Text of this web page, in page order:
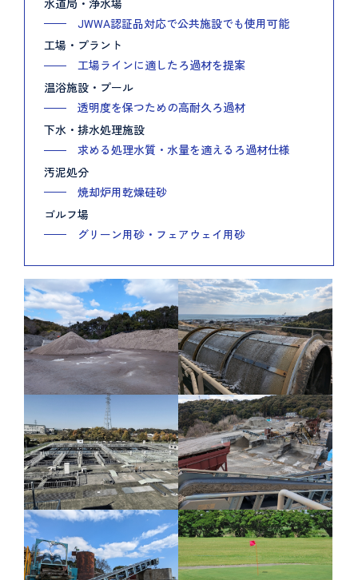
JWWA認証品対応で公共施設でも使用可能
工場・プラント
工場ラインに適したろ過材を提案
温浴施設・プール
透明度を保つための高耐久ろ過材
下水・排水処理施設
求める処理水質・水量を適えるろ過材仕様
汚泥処分
焼却炉用乾燥硅砂
ゴルフ場
グリーン用砂・フェアウェイ用砂